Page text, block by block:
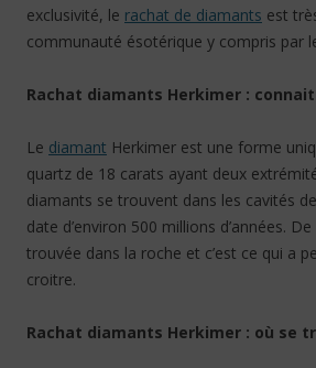
exclusivité, le rachat de diamants est
communauté ésotérique y compris par
Rachat diamants Herkimer :
Le diamant Herkimer est une forme
quartz de 18 carats ayant deux
diamants se trouvent dans les cavités
date d’environ 500 millions d’années.
trouvée dans la roche et c’est ce qui a
croitre.
Rachat diamants Herkimer : où se